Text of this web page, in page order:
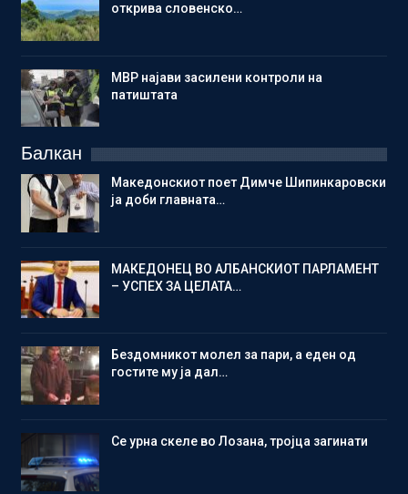
открива словенско…
МВР најави засилени контроли на
патиштата
Балкан
Македонскиот поет Димче Шипинкаровски
ја доби главната…
МАКЕДОНЕЦ ВО АЛБАНСКИОТ ПАРЛАМЕНТ
– УСПЕХ ЗА ЦЕЛАТА…
Бездомникот молел за пари, а еден од
гостите му ја дал…
Се урна скеле во Лозана, тројца загинати